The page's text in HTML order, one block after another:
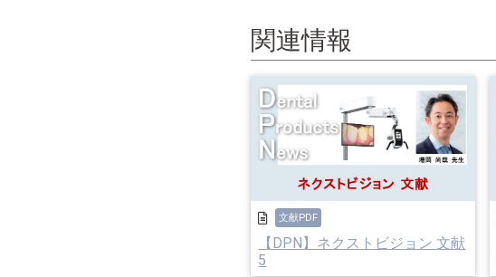
関連情報
文献PDF
【DPN】ネクストビジョン 文献
5